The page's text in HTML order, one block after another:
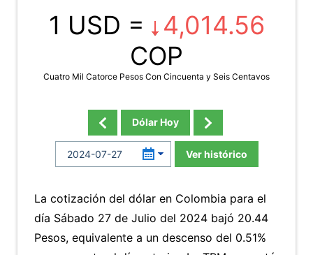
1 USD =
4,014.56
COP
Cuatro Mil Catorce Pesos Con Cincuenta y Seis Centavos
Dólar Hoy
Ver histórico
La cotización del dólar en Colombia para el
día Sábado 27 de Julio del 2024 bajó 20.44
Pesos, equivalente a un descenso del 0.51%